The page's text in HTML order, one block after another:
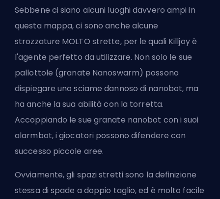
Sebbene ci siano alcuni luoghi davvero ampi in
questa mappa, ci sono anche alcune
strozzature MOLTO strette, per le quali Killjoy è
l'agente perfetto da utilizzare. Non solo le sue
pallottole (granate Nanoswarm) possono
dispiegare uno sciame dannoso di nanobot, ma
ha anche la sua abilità con la torretta.
Accoppiando le sue granate nanobot con i suoi
alarmbot, i giocatori possono difendere con
successo piccole aree.
Ovviamente, gli spazi stretti sono la definizione
stessa di spade a doppio taglio, ed è molto facile